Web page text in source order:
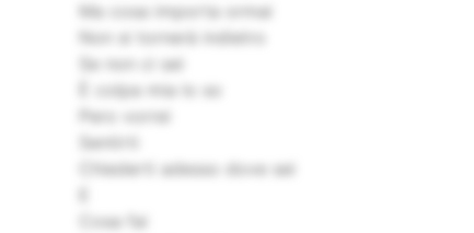
Ma cosa importa ormai
Non si tornerà indietro
Se non ci sei
È colpa mia lo so
Pero vorrei
Sentirti
Chiederti adesso dove sei
Cosa fai